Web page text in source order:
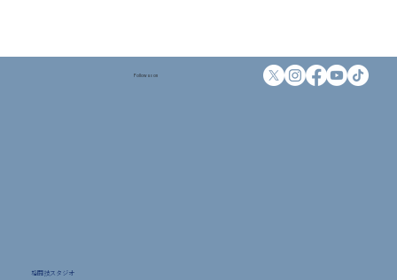
Follow us on
格闘技スタジオ